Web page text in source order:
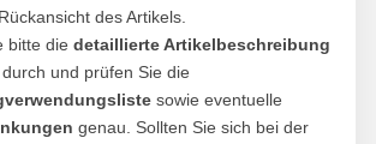
des Artikels.
bitte die detaillierte Artikelbeschreibung
und prüfen Sie die
sowie eventuelle
genau. Sollten Sie sich bei der